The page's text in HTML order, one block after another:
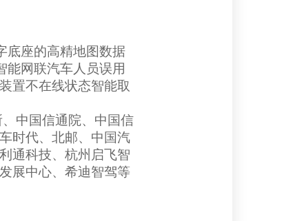
底座的高精地图数据
能网联汽车人员误用
置不在线状态智能取
、中国信通院、中国信
时代、 北邮、中国汽
通科技、杭州启飞智
展中心、希迪智驾等